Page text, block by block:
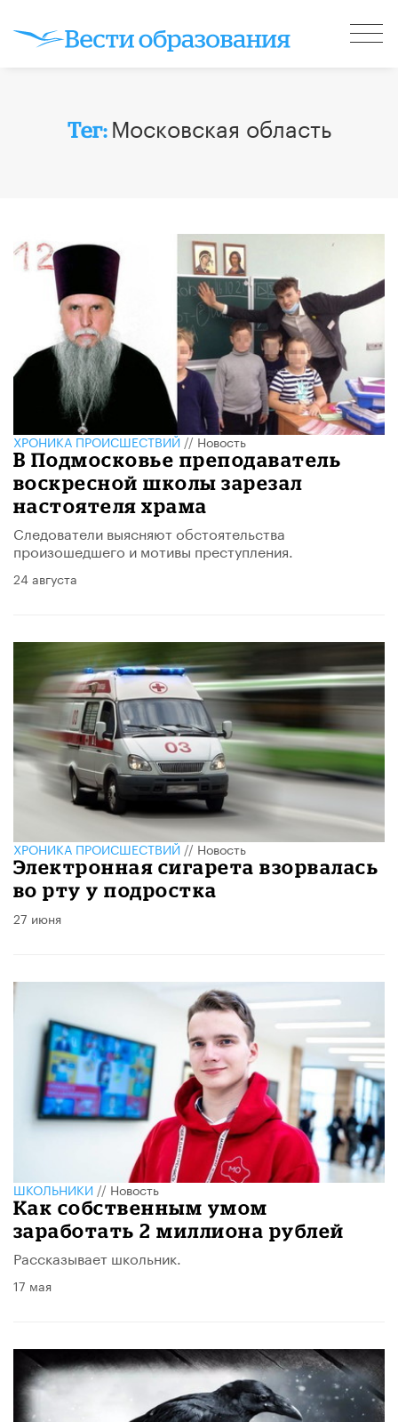
Тег: Московская область
ХРОНИКА ПРОИСШЕСТВИЙ//Новость
В Подмосковье преподаватель
воскресной школы зарезал
настоятеля храма
Следователи выясняют обстоятельства
произошедшего и мотивы преступления.
24 августа
ХРОНИКА ПРОИСШЕСТВИЙ//Новость
Электронная сигарета взорвалась
во рту у подростка
27 июня
ШКОЛЬНИКИ // Новость
Как собственным умом
заработать 2 миллиона рублей
Рассказывает школьник.
17 мая